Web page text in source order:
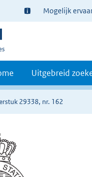
Ter
informatie:
Mogelijk
Uitgebreid
29338, nr. 162